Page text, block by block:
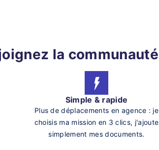
la communauté
Simple & rapide
Plus de déplacements en agence : je
choisis ma mission en 3 clics, j'ajoute
simplement mes documents.